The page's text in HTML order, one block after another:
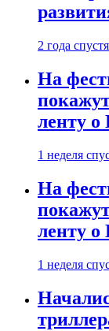
2 года спустя
На
ленту о
1 неделя
На
ленту о
1 неделя